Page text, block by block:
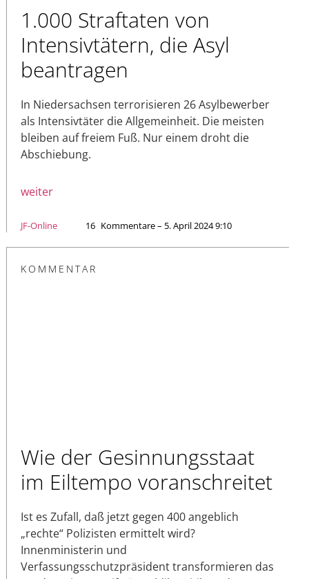
1.000 Straftaten von
Intensivtätern, die Asyl
beantragen
In Niedersachsen terrorisieren 26 Asylbewerber
als Intensivtäter die Allgemeinheit. Die meisten
bleiben auf freiem Fuß. Nur einem droht die
Abschiebung.
weiter
JF-Online 16 Kommentare – 5. April 2024 9:10
KOMMENTAR
Wie der Gesinnungsstaat
im Eiltempo voranschreitet
Ist es Zufall, daß jetzt gegen 400 angeblich
„rechte“ Polizisten ermittelt wird?
Innenministerin und
Verfassungsschutzpräsident transformieren das